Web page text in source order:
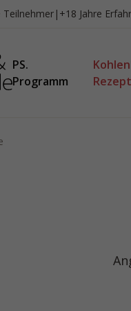
Teilnehmer | +18 Jahre
PS.
Programm